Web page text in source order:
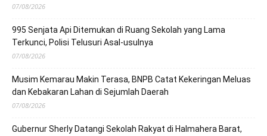
07/08/2026
995 Senjata Api Ditemukan di Ruang Sekolah yang Lama
Terkunci, Polisi Telusuri Asal-usulnya
07/08/2026
Musim Kemarau Makin Terasa, BNPB Catat Kekeringan Meluas
dan Kebakaran Lahan di Sejumlah Daerah
07/08/2026
Gubernur Sherly Datangi Sekolah Rakyat di Halmahera Barat,